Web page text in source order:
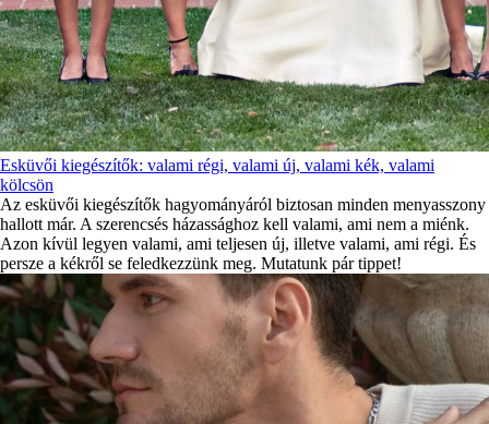
Esküvői kiegészítők: valami régi, valami új, valami kék, valami
kölcsön
Az esküvői kiegészítők hagyományáról biztosan minden menyasszony
hallott már. A szerencsés házassághoz kell valami, ami nem a miénk.
Azon kívül legyen valami, ami teljesen új, illetve valami, ami régi. És
persze a kékről se feledkezzünk meg. Mutatunk pár tippet!